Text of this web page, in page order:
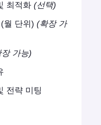
최적화 (선택)
월 단위) (확장 가
가능)
전략 미팅